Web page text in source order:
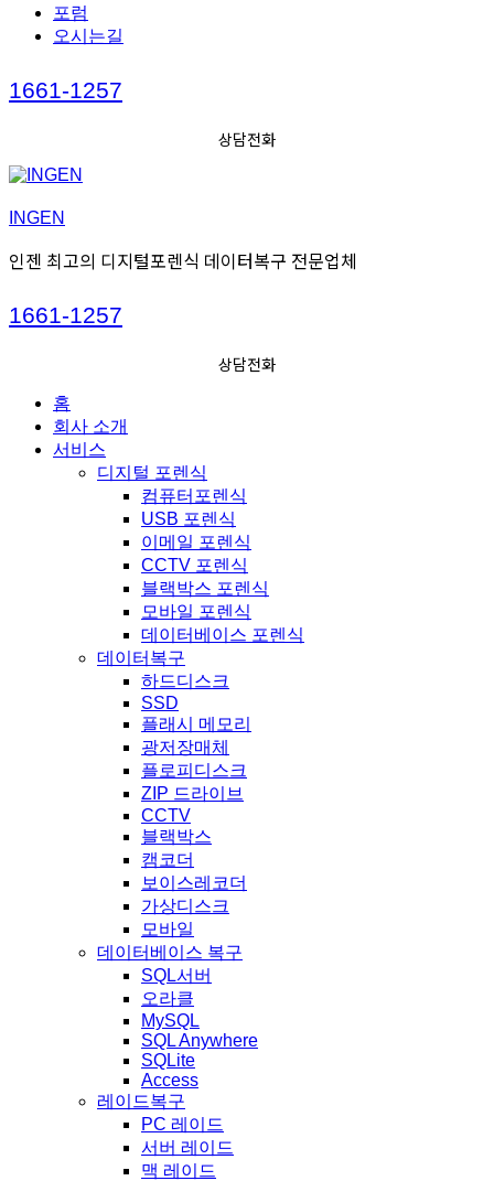
포럼
오시는길
Call
1661-1257
상담전화
INGEN
인젠 최고의 디지털포렌식 데이터복구 전문업체
Call
1661-1257
상담전화
홈
회사 소개
서비스
디지털 포렌식
컴퓨터포렌식
USB 포렌식
이메일 포렌식
CCTV 포렌식
블랙박스 포렌식
모바일 포렌식
데이터베이스 포렌식
데이터복구
하드디스크
SSD
플래시 메모리
광저장매체
플로피디스크
ZIP 드라이브
CCTV
블랙박스
캠코더
보이스레코더
가상디스크
모바일
데이터베이스 복구
SQL서버
오라클
MySQL
SQL Anywhere
SQLite
Access
레이드복구
PC 레이드
서버 레이드
맥 레이드